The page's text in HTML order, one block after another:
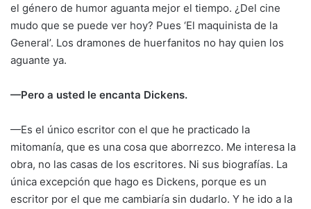
el género de humor aguanta mejor el tiempo. ¿Del cine
mudo que se puede ver hoy? Pues ‘El maquinista de la
General’. Los dramones de huerfanitos no hay quien los
aguante ya.
—Pero a usted le encanta Dickens.
—Es el único escritor con el que he practicado la
mitomanía, que es una cosa que aborrezco. Me interesa la
obra, no las casas de los escritores. Ni sus biografías. La
única excepción que hago es Dickens, porque es un
escritor por el que me cambiaría sin dudarlo. Y he ido a la